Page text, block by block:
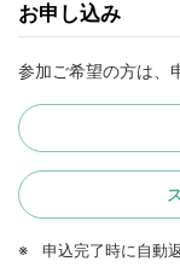
お申し込み
参加ご希望の方は、
※
申込完了時に自動